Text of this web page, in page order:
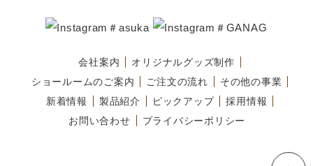
＃asuka ＃GANAG
会社案内
オリジナルグッズ制作
ショールームのご案内
ご注文の流れ
その他の事業
新着情報
製品紹介 ピックアップ
採用情報
お問い合わせ
プライバシーポリシー